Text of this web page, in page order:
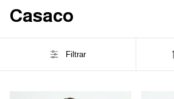
Casaco
Filtrar